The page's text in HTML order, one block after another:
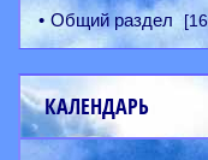
Общий раздел
КАЛЕНДАРЬ